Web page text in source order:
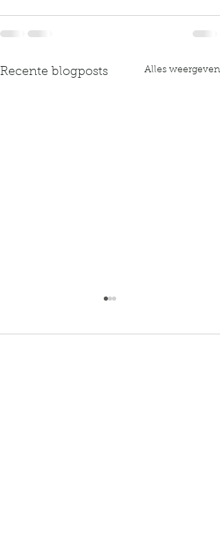
Recente blogposts Alles weergeven